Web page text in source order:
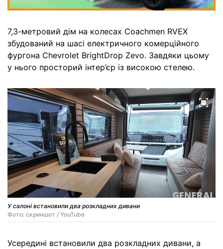
7,3-метровий дім на колесах Coachmen RVEX
збудований на шасі електричного комерційного
фургона Chevrolet BrightDrop Zevo. Завдяки цьому
у нього просторий інтер’єр із високою стелею.
У салоні встановили два розкладних дивани
Фото: скриншот / YouTube
Усередині встановили два розкладних дивани, а